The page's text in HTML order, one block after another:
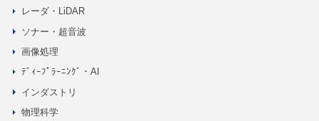
レーダ・LiDAR
ソナー・超音波
画像処理
ﾃﾞｨｰﾌﾟﾗｰﾆﾝｸﾞ・AI
インダストリ
物理科学